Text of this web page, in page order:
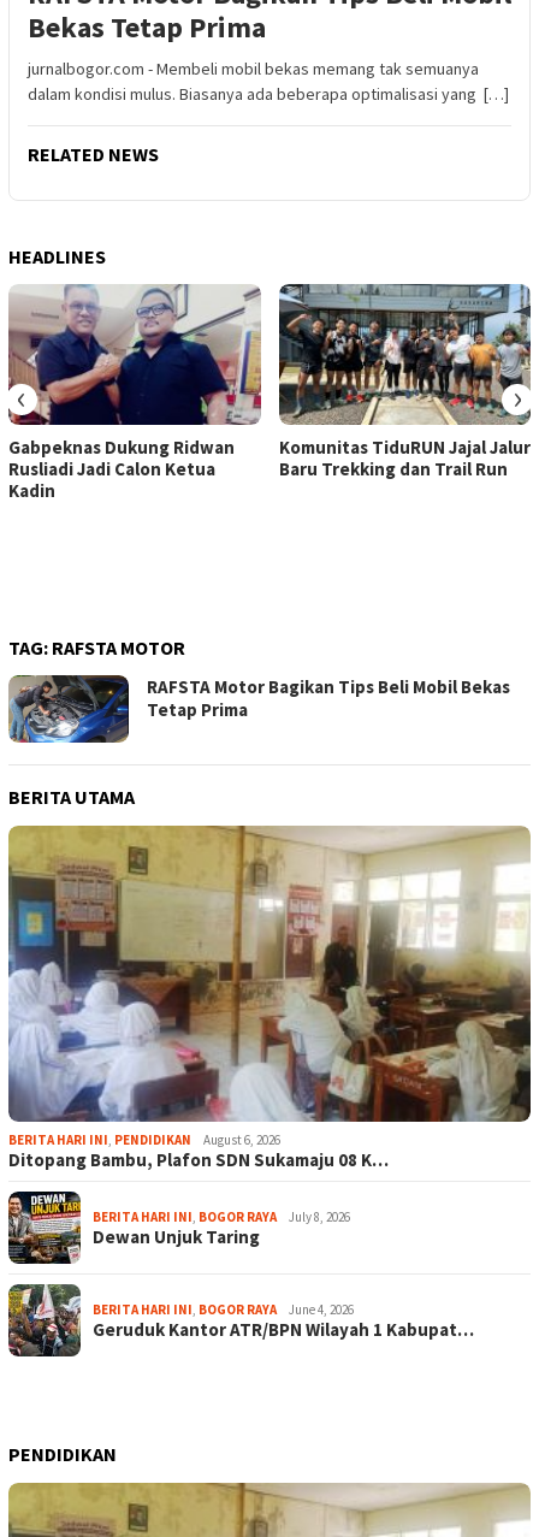
Bekas Tetap Prima
jurnalbogor.com - Membeli mobil bekas memang tak semuanya
dalam kondisi mulus. Biasanya ada beberapa optimalisasi yang […]
RELATED NEWS
HEADLINES
Gabpeknas Dukung Ridwan
Rusliadi Jadi Calon Ketua
Kadin
Komunitas TiduRUN Jajal Jalur
Baru Trekking dan Trail Run
‹ ›
TAG: RAFSTA MOTOR
RAFSTA Motor Bagikan Tips Beli Mobil Bekas
Tetap Prima
BERITA UTAMA
BERITA HARI INI, PENDIDIKAN August 6, 2026
Ditopang Bambu, Plafon SDN Sukamaju 08 K…
BERITA HARI INI, BOGOR RAYA July 8, 2026
Dewan Unjuk Taring
BERITA HARI INI, BOGOR RAYA June 4, 2026
Geruduk Kantor ATR/BPN Wilayah 1 Kabupat…
PENDIDIKAN